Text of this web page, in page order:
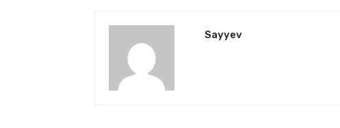
Sayyev